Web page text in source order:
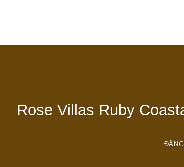
Rose Villas Ruby